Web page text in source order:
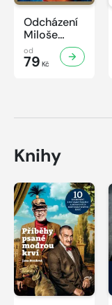
Odcházení
Miloše
Zemana
od
79 Kč
Knihy